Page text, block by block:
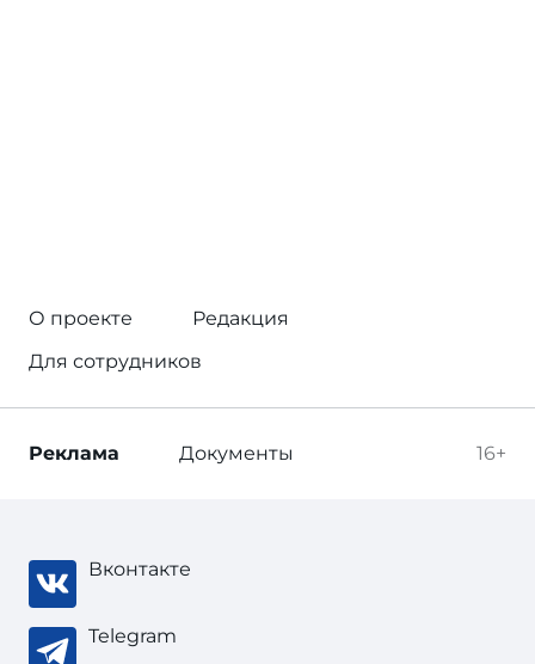
О проекте
Редакция
Для сотрудников
16+
Реклама Документы
Вконтакте
Telegram